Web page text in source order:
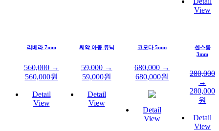
View
리베라 7mm
560,000→
560,000원
Detail
View
쎄악 아동 튜닉
59,000→
59,000원
Detail
View
코모다 5mm
680,000 →
680,000원
Detail
View
센스롱
3mm
280,000
→
280,000
원
Detail
View